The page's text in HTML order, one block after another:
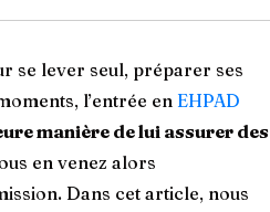
se lever seul, préparer ses
l’entrée enEHPAD
manière de lui assurer des
en venez alors
Dans cet article, nous